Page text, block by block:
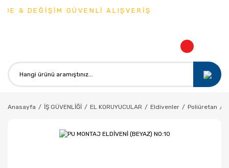
& DEĞİŞİM GÜVENLİ ALIŞVERİŞ
Anasayfa İŞ GÜVENLİĞİ EL KORUYUCULAR Eldivenler Poliüretan